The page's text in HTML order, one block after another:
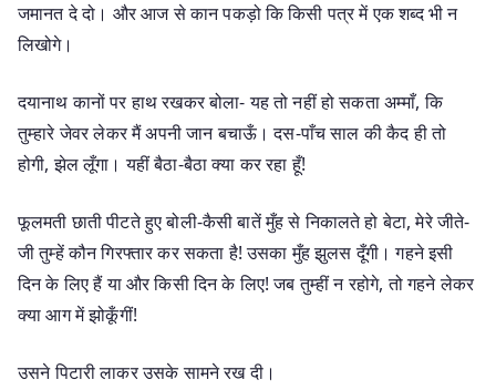
जमानत दे दो। और आज से कान पकड़ो कि किसी पत्र में एक शब्द भी न
लिखोगे।
दयानाथ कानों पर हाथ रखकर बोला- यह तो नहीं हो सकता अम्माँ, कि
तुम्हारे जेवर लेकर मैं अपनी जान बचाऊँ। दस-पाँच साल की कैद ही तो
होगी, झेल लूँगा। यहीं बैठा-बैठा क्या कर रहा हूँ!
फूलमती छाती पीटते हुए बोली-कैसी बातें मुँह से निकालते हो बेटा, मेरे जीते-
जी तुम्हें कौन गिरफ्तार कर सकता है! उसका मुँह झुलस दूँगी। गहने इसी
दिन के लिए हैं या और किसी दिन के लिए! जब तुम्हीं न रहोगे, तो गहने लेकर
क्या आग में झोकूँगीं!
उसने पिटारी लाकर उसके सामने रख दी।